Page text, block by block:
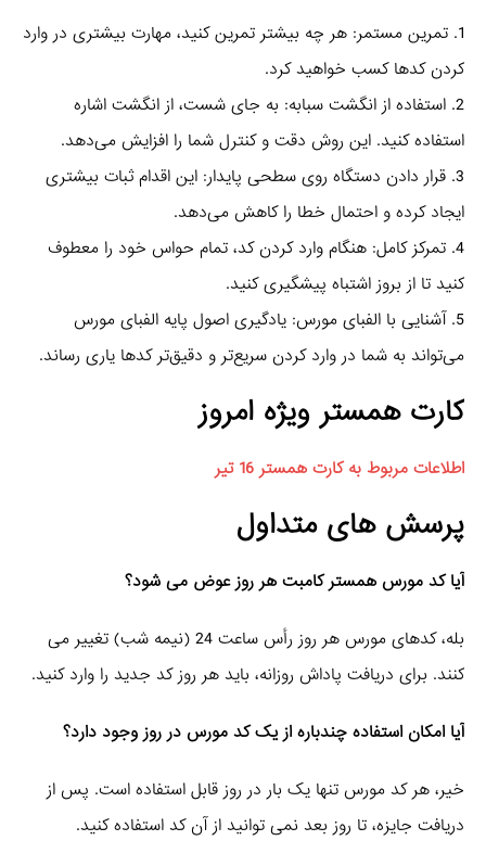
1. تمرین مستمر: هر چه بیشتر تمرین کنید، مهارت بیشتری در وارد
کردن کدها کسب خواهید کرد.
2. استفاده از انگشت سبابه: به جای شست، از انگشت اشاره
استفاده کنید. این روش دقت و کنترل شما را افزایش می‌دهد.
3. قرار دادن دستگاه روی سطحی پایدار: این اقدام ثبات بیشتری
ایجاد کرده و احتمال خطا را کاهش می‌دهد.
4. تمرکز کامل: هنگام وارد کردن کد، تمام حواس خود را معطوف
کنید تا از بروز اشتباه پیشگیری کنید.
5. آشنایی با الفبای مورس: یادگیری اصول پایه الفبای مورس
می‌تواند به شما در وارد کردن سریع‌تر و دقیق‌تر کدها یاری رساند.
کارت همستر ویژه امروز
اطلاعات مربوط به کارت همستر 16 تیر
پرسش‌ های متداول
آیا کد مورس همستر کامبت هر روز عوض می‌ شود؟
بله، کدهای مورس هر روز رأس ساعت 24 (نیمه شب) تغییر می‌
کنند. برای دریافت پاداش روزانه، باید هر روز کد جدید را وارد کنید.
آیا امکان استفاده چندباره از یک کد مورس در روز وجود دارد؟
خیر، هر کد مورس تنها یک بار در روز قابل استفاده است. پس از
دریافت جایزه، تا روز بعد نمی‌ توانید از آن کد استفاده کنید.